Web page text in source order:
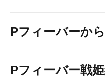
Pフィーバーか
Pフィーバー戦